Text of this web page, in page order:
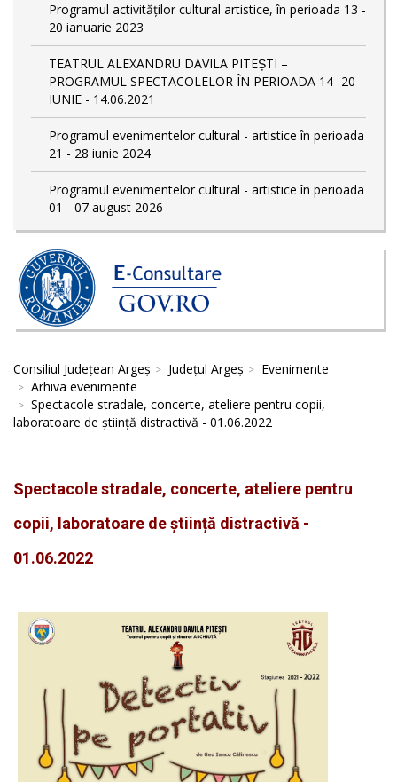
Programul activităților cultural artistice, în perioada 13 -
20 ianuarie 2023
TEATRUL ALEXANDRU DAVILA PITEȘTI –
PROGRAMUL SPECTACOLELOR ÎN PERIOADA 14 -20
IUNIE - 14.06.2021
Programul evenimentelor cultural - artistice în perioada
21 - 28 iunie 2024
Programul evenimentelor cultural - artistice în perioada
01 - 07 august 2026
Consiliul Județean Argeș Județul Argeș
Evenimente
Arhiva evenimente
Spectacole stradale, concerte, ateliere pentru copii,
laboratoare de știință distractivă - 01.06.2022
Spectacole stradale, concerte, ateliere pentru
copii, laboratoare de știință distractivă -
01.06.2022